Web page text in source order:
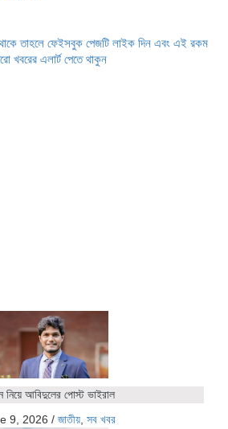
তাহলে ফেইসবুক পেজটি লাইক দিন এবং এই রকম
খবরের এলার্ট পেতে থাকুন
নিয়ে আবিদুলের পোস্ট ভাইরাল
9, 2026 / জাতীয়, সব খবর